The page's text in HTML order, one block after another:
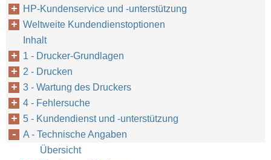
HP-Kundenservice und -unterstützung
Weltweite Kundendienstoptionen
Inhalt
1 - Drucker-Grundlagen
2 - Drucken
3 - Wartung des Druckers
4 - Fehlersuche
5 - Kundendienst und -unterstützung
A - Technische Angaben
Übersicht